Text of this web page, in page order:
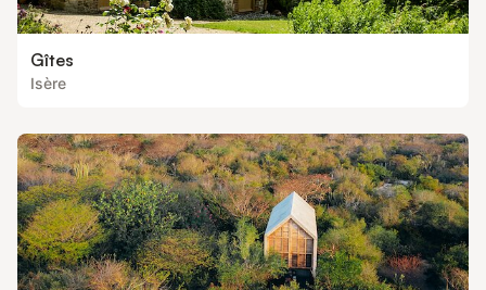
Gîtes
Isère